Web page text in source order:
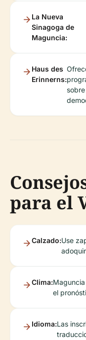
La Nueva
Sinagoga de
Maguncia:
Haus des
Erinnerns:
para el
Calzado:Use
Clima:
el
Idioma:Las